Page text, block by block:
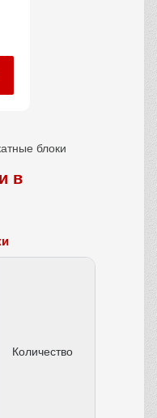
блоки
в
Количество